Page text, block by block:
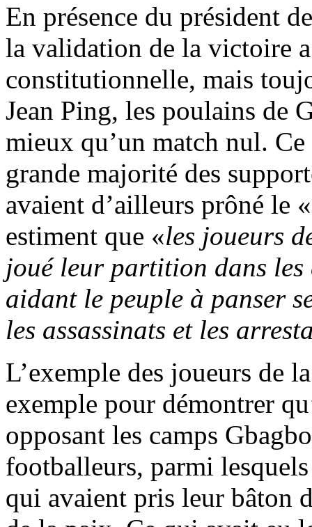
En présence du président
la validation de la victoire
constitutionnelle, mais
Jean Ping, les poulains de
mieux qu’un match nul.
grande majorité des
avaient d’ailleurs prôné le «
estiment que «les joueurs
joué leur partition dans les
aidant le peuple à panser
les assassinats et les
L’exemple des joueurs de
exemple pour démontrer
opposant les camps
footballeurs, parmi
qui avaient pris leur bâton